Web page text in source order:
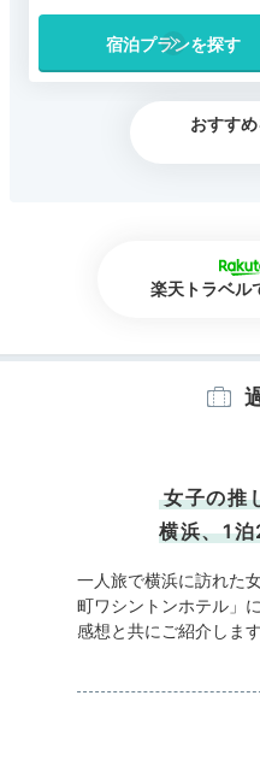
宿泊プランを探す
おすす
楽天トラベル
女子の推
横浜、1
一人旅で横浜に訪れた
町ワシントンホテル」
感想と共にご紹介します